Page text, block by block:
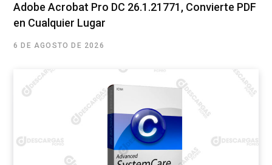
Adobe Acrobat Pro DC 26.1.21771, Convierte PDF
en Cualquier Lugar
6 DE AGOSTO DE 2026